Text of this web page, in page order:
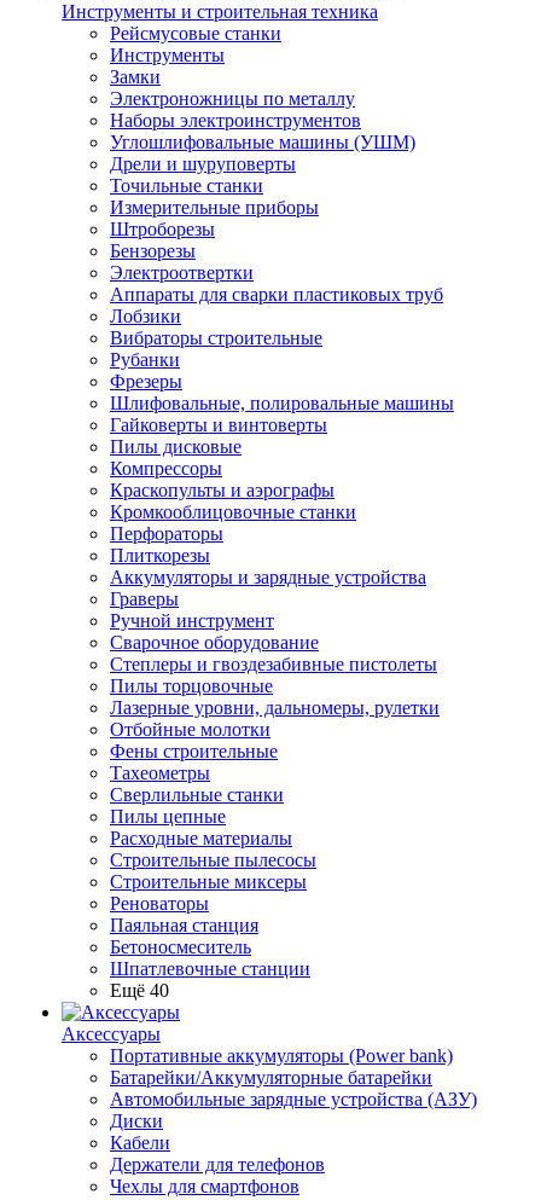
Инструменты и строительная техника
Рейсмусовые станки
Инструменты
Замки
Электроножницы по металлу
Наборы электроинструментов
Углошлифовальные машины (УШМ)
Дрели и шуруповерты
Точильные станки
Измерительные приборы
Штроборезы
Бензорезы
Электроотвертки
Аппараты для сварки пластиковых труб
Лобзики
Вибраторы строительные
Рубанки
Фрезеры
Шлифовальные, полировальные машины
Гайковерты и винтоверты
Пилы дисковые
Компрессоры
Краскопульты и аэрографы
Кромкооблицовочные станки
Перфораторы
Плиткорезы
Аккумуляторы и зарядные устройства
Граверы
Ручной инструмент
Сварочное оборудование
Степлеры и гвоздезабивные пистолеты
Пилы торцовочные
Лазерные уровни, дальномеры, рулетки
Отбойные молотки
Фены строительные
Тахеометры
Сверлильные станки
Пилы цепные
Расходные материалы
Строительные пылесосы
Строительные миксеры
Реноваторы
Паяльная станция
Бетоносмеситель
Шпатлевочные станции
Ещё 40
Аксессуары
Портативные аккумуляторы (Power bank)
Батарейки/Аккумуляторные батарейки
Автомобильные зарядные устройства (АЗУ)
Диски
Кабели
Держатели для телефонов
Чехлы для смартфонов